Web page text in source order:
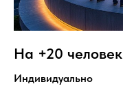
На +20 человек
Индивидуально